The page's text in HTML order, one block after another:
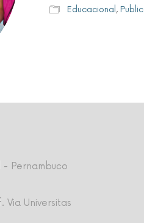
Educacional ,
Pernambuco
Via Universitas